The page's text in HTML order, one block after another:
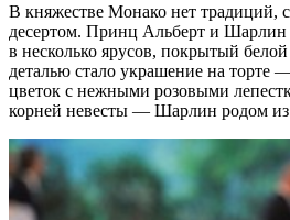
В княжестве Монако нет традиций,
десертом. Принц Альберт и
в несколько ярусов, покрытый
деталью стало украшение на
цветок с нежными розовыми
корней невесты — Шарлин родом